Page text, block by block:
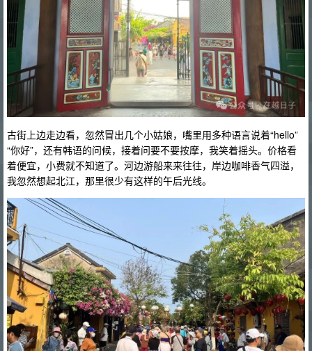
古街上边走边看，忽然冒出几个小姑娘，嘴里用多种语言说着“hello”
“你好”，还有韩语的问候，接着问要不要按摩，我笑着摇头。价格看
着便宜，小费就不知道了。河边游船来来往往，岸边咖啡香气四溢，
我忽然想起北江，那里很少有这样的午后光线。